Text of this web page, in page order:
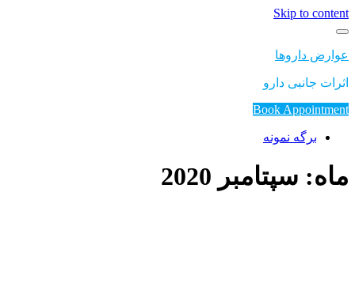
Skip to content
عوارض داروها
اثرات جانبی دارو
Book Appointment
برگه نمونه
ماه: سپتامبر 2020